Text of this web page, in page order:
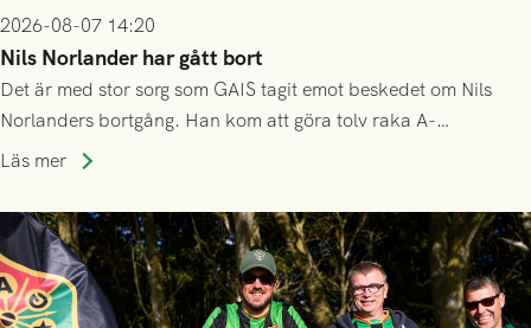
2026-08-07 14:20
Nils Norlander har gått bort
Det är med stor sorg som GAIS tagit emot beskedet om Nils
Norlanders bortgång. Han kom att göra tolv raka A-
lagssäsonger i Grönsvart och är en av få spelare som i GAIS
Läs mer